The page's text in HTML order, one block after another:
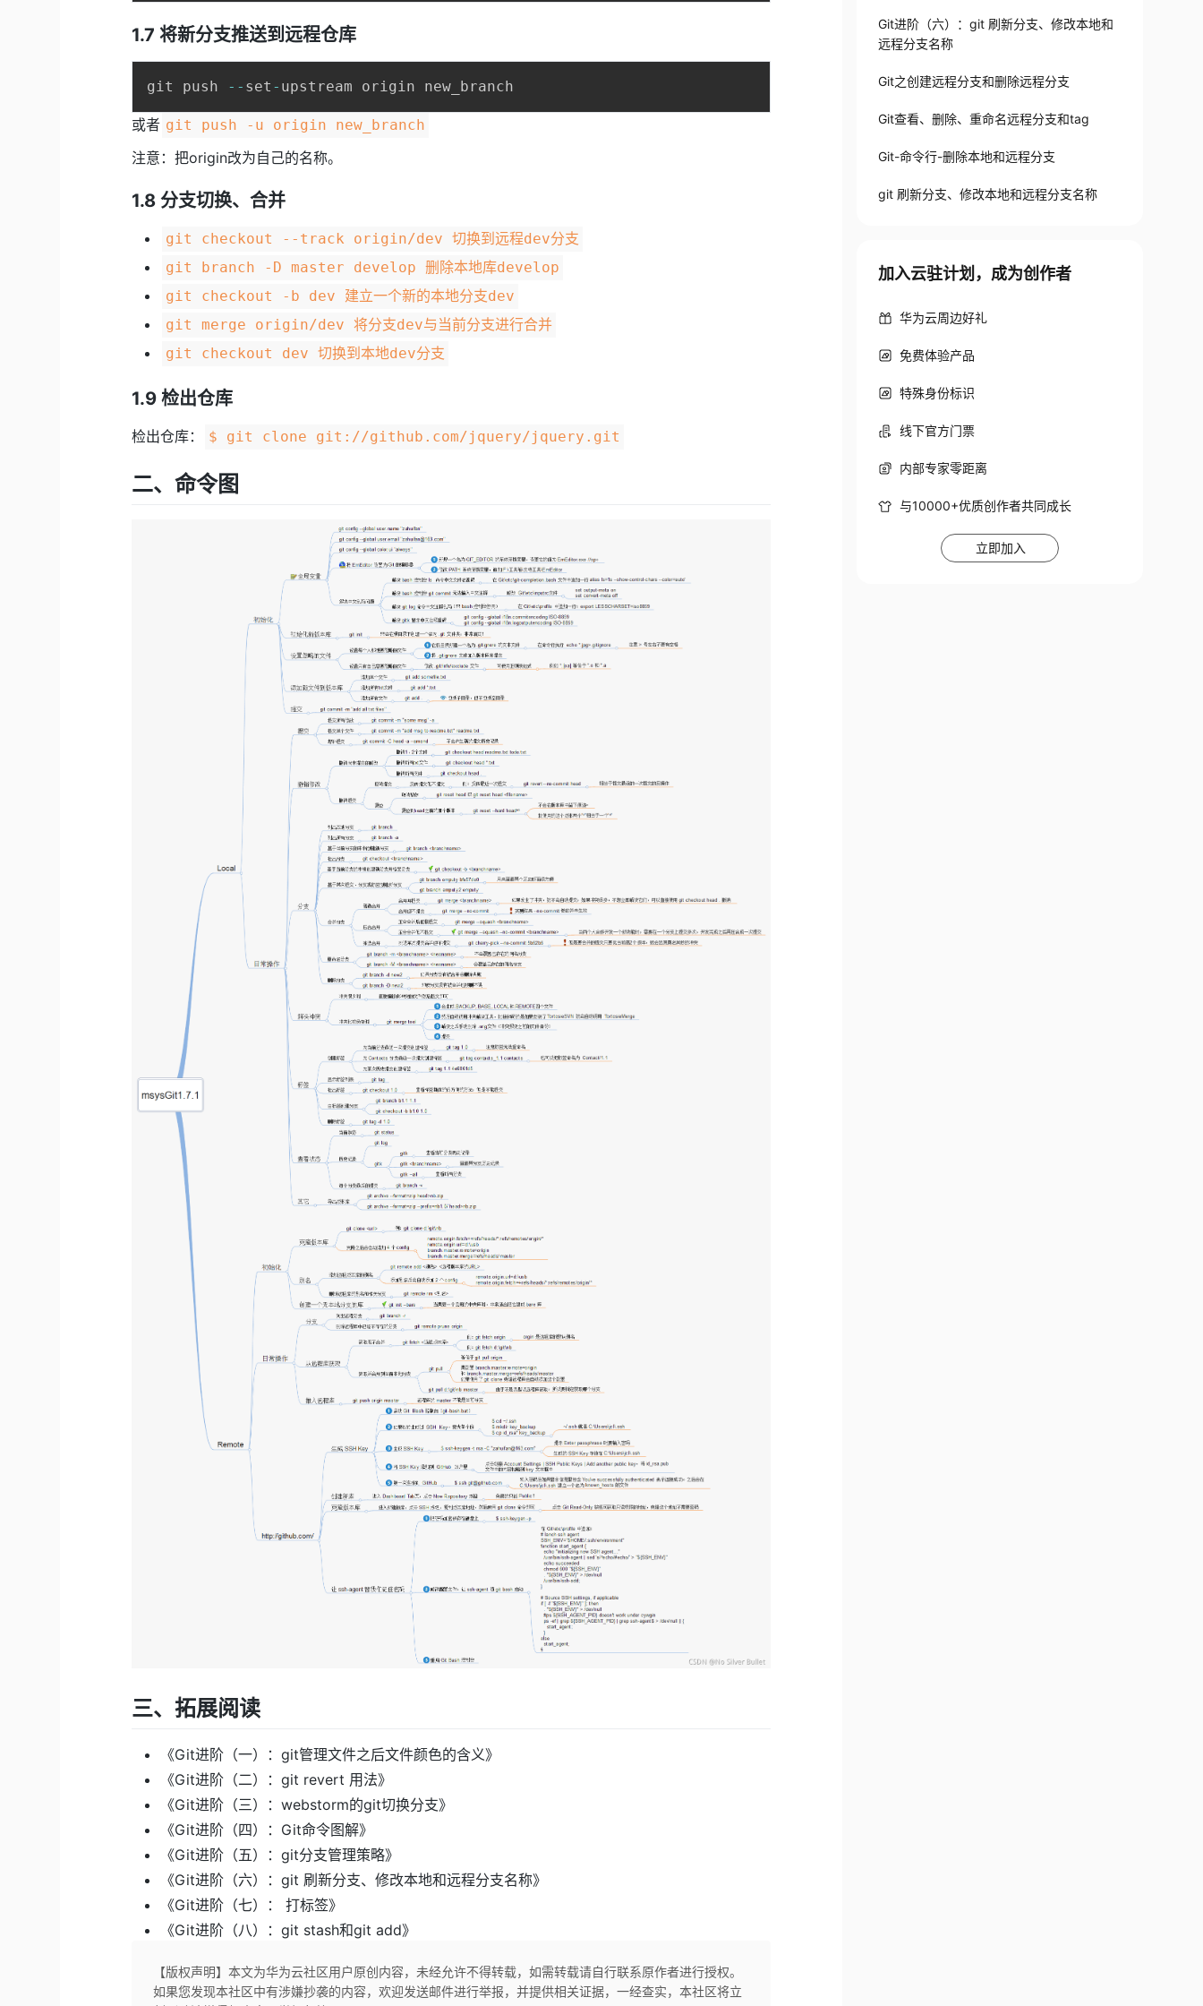
1.7 将新分支推送到远程仓库
git push -- set -
或者 git push -u origin new_branch
注意：把origin改为自己的名称。
1.8 分支切换、合并
git checkout --track origin/dev 切换到远程dev分支
git branch -D master develop 删除本地库develop
git checkout -b dev 建立一个新的本地分支dev
git merge origin/dev 将分支dev与当前分支进行合并
git checkout dev 切换到本地dev分支
1.9 检出仓库
检出仓库： $ git clone git://github.com/jquery/jquery.git
二、命令图
三、拓展阅读
《Git进阶（一）：git管理文件之后文件颜色的含义》
《Git进阶（二）：git revert 用法》
《Git进阶（三）：webstorm的git切换分支》
《Git进阶（四）：Git命令图解》
《Git进阶（五）：git分支管理策略》
《Git进阶（六）：git 刷新分支、修改本地和远程分支名称》
《Git进阶（七）： 打标签》
《Git进阶（八）：git stash和git add》
【版权声明】本文为华为云社区用户原创内容，未经允许不得转载，如需转载请自行联系原作者进行授权。
如果您发现本社区中有涉嫌抄袭的内容，欢迎发送邮件进行举报，并提供相关证据，一经查实，本社区将立
Git进阶（六）：git 刷新分支、修改本地和
远程分支名称
Git之创建远程分支和删除远程分支
Git查看、删除、重命名远程分支和tag
Git-命令行-删除本地和远程分支
git 刷新分支、修改本地和远程分支名称
加入云驻计划，成为创作者
华为云周边好礼
免费体验产品
特殊身份标识
线下官方门票
内部专家零距离
与10000+优质创作者共同成长
立即加入